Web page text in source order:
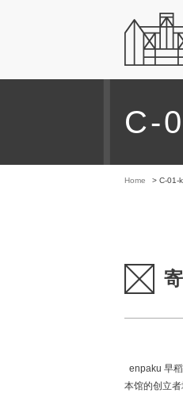
C-
Home > C-01-k
enpaku 早
本馆的创立